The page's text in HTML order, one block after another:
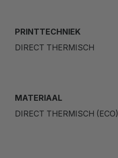
PRINTTECHNIEK
DIRECT THERMISCH
MATERIAAL
DIRECT THERMISCH (ECO)